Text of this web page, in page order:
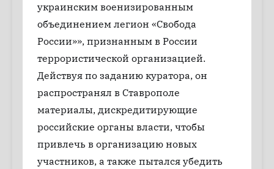
украинским военизированным
объединением легион «Свобода
России»», признанным в России
террористической организацией.
Действуя по заданию куратора, он
распространял в Ставрополе
материалы, дискредитирующие
российские органы власти, чтобы
привлечь в организацию новых
участников, а также пытался убедить